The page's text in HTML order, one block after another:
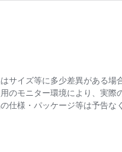
サイズ等に多少差異がある場
のモニター環境により、実際
仕様・パッケージ等は予告な